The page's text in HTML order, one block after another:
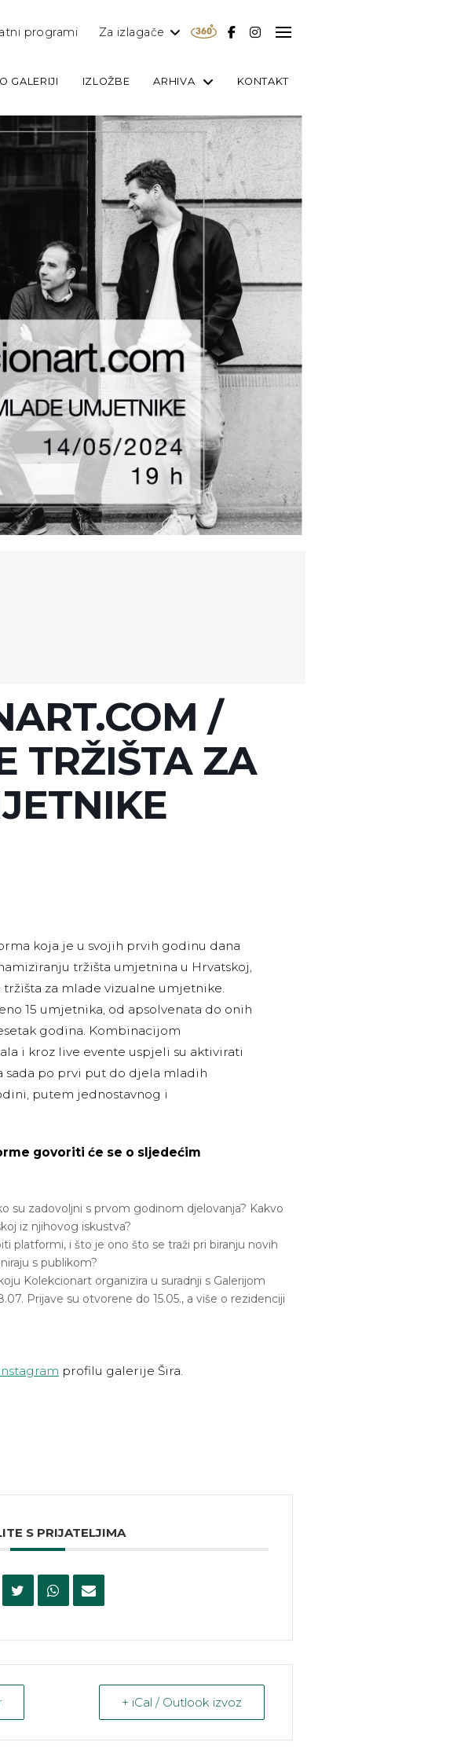
programi Za izlagače
O GALERIJI IZLOŽBE ARHIVA KONTAKT
/
TRŽIŠTA ZA
koja je u svojih prvih godinu dana
tržišta umjetnina u Hrvatskoj,
za mlade vizualne umjetnike.
15 umjetnika, od apsolvenata do onih
godina. Kombinacijom
i kroz live evente uspjeli su aktivirati
po prvi put do djela mladih
putem jednostavnog i
govoriti će se o sljedećim
su zadovoljni s prvom godinom djelovanja? Kakvo
iz njihovog iskustva?
platformi, i što je ono što se traži pri biranju novih
s publikom?
Kolekcionart organizira u suradnji s Galerijom
Prijave su otvorene do 15.05., a više o rezidenciji
profilu galerije Šira.
S PRIJATELJIMA
+ iCal / Outlook izvoz